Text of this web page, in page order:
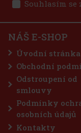
SKLADEM(5 ks)
62 Kč bez DPH
Souhlasím se
NÁŠ E-SHOP
Úvodní stránka
Obchodní
Odstroupení od
smlouvy
Podmínky
osobních údajů
Kontakty